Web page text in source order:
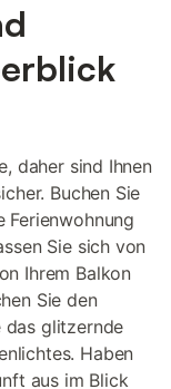
daher sind Ihnen
Buchen Sie
Ferienwohnung
Sie sich von
Ihrem Balkon
Sie den
das glitzernde
Haben
aus im Blick